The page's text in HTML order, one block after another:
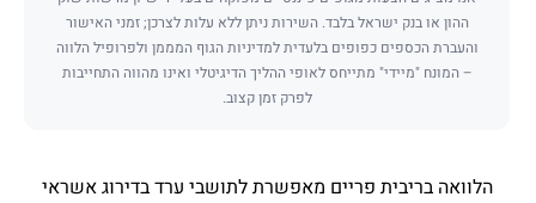
ההון או בנק ישראל בלבד. השירות ניתן ללא עלות לצרכן; זמני האישור
והעברת הכספים כפופים בלעדית למדיניות הגוף המממן ולפרופיל הלווה
– המונח "מיידי" מתייחס לאופי ההליך הדיגיטלי ואינו מהווה התחייבות
לפרק זמן קצוב.
הלוואה בריבית פריים מאפשרת לתושבי ערד בדירוג אשראי